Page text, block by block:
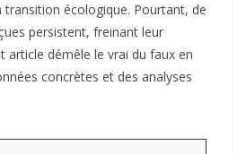
transition écologique. Pourtant, de
persistent, freinant leur
article démêle le vrai du faux en
concrètes et des analyses